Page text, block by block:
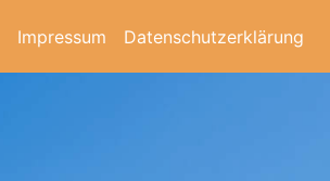
Impressum Datenschutzerklärung